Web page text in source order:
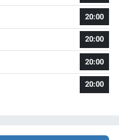
20:00
20:00
20:00
20:00